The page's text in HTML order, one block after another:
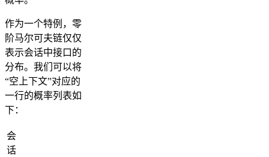
作为一个特例，零
阶马尔可夫链仅仅
表示会话中接口的
分布。我们可以将
“空上下文”对应的
一行的概率列表如
下：
会
话